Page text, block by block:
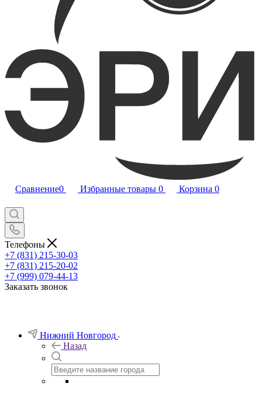
Сравнение0 Избранные товары 0 Корзина 0
Телефоны
+7 (831) 215-30-03
+7 (831) 215-20-02
+7 (999) 079-44-13
Заказать звонок
Нижний Новгород
Назад